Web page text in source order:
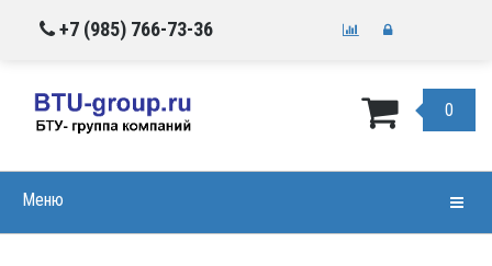
+7 (985) 766-73-36
0
Меню